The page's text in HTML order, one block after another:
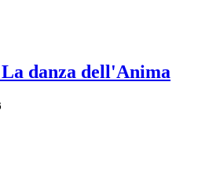
danza dell'Anima